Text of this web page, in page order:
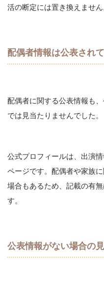
活の断定には置き換えません
配偶者情報は公表され
配偶者に関する公表情報も
では見当たりませんでした。
公式プロフィールは、出演
ページです。配偶者や家族
場合もあるため、記載の有
す。
公表情報がない場合の